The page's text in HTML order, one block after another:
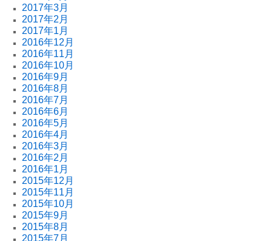
2017年3月
2017年2月
2017年1月
2016年12月
2016年11月
2016年10月
2016年9月
2016年8月
2016年7月
2016年6月
2016年5月
2016年4月
2016年3月
2016年2月
2016年1月
2015年12月
2015年11月
2015年10月
2015年9月
2015年8月
2015年7月